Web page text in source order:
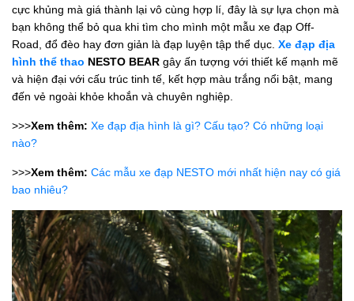
cực khủng mà giá thành lại vô cùng hợp lí, đây là sự lựa chọn mà
bạn không thể bỏ qua khi tìm cho mình một mẫu xe đạp Off-
Road, đổ đèo hay đơn giản là đạp luyện tập thể dục. Xe đạp địa
hình thể thao NESTO BEAR gây ấn tượng với thiết kế mạnh mẽ
và hiện đại với cấu trúc tinh tế, kết hợp màu trắng nổi bật, mang
đến vẻ ngoài khỏe khoắn và chuyên nghiệp.
>>>Xem thêm: Xe đạp địa hình là gì? Cấu tạo? Có những loại
nào?
>>>Xem thêm: Các mẫu xe đạp NESTO mới nhất hiện nay có giá
bao nhiêu?